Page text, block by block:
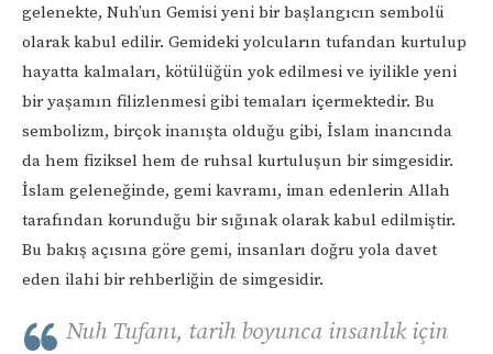
gelenekte, Nuh’un Gemisi yeni bir başlangıcın sembolü
olarak kabul edilir. Gemideki yolcuların tufandan kurtulup
hayatta kalmaları, kötülüğün yok edilmesi ve iyilikle yeni
bir yaşamın filizlenmesi gibi temaları içermektedir. Bu
sembolizm, birçok inanışta olduğu gibi, İslam inancında
da hem fiziksel hem de ruhsal kurtuluşun bir simgesidir.
İslam geleneğinde, gemi kavramı, iman edenlerin Allah
tarafından korunduğu bir sığınak olarak kabul edilmiştir.
Bu bakış açısına göre gemi, insanları doğru yola davet
eden ilahi bir rehberliğin de simgesidir.
Nuh Tufanı, tarih boyunca insanlık için